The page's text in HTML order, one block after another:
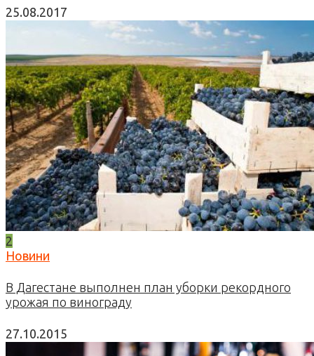
25.08.2017
2
Новини
В Дагестане выполнен план уборки рекордного
урожая по винограду
27.10.2015